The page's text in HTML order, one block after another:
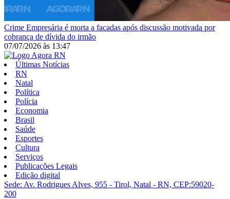
Crime Empresária é morta a facadas após discussão motivada por
cobrança de dívida do irmão
07/07/2026 às 13:47
Últimas Notícias
RN
Natal
Política
Polícia
Economia
Brasil
Saúde
Esportes
Cultura
Serviços
Publicações Legais
Edição digital
Sede: Av. Rodrigues Alves, 955 - Tirol, Natal - RN, CEP:59020-
200